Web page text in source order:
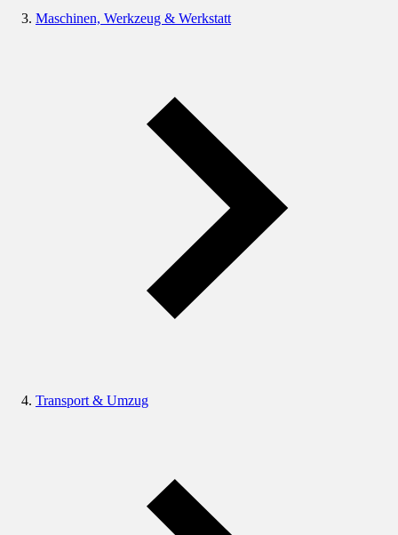
Maschinen, Werkzeug & Werkstatt
Transport & Umzug